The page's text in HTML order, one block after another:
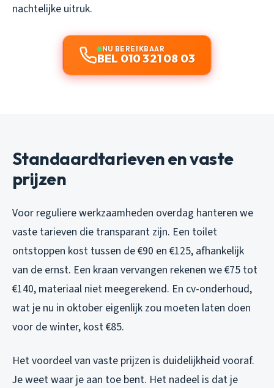
nachtelijke uitruk.
NU BEREIKBAAR
BEL 010 321 08 03
Standaardtarieven en vaste
prijzen
Voor reguliere werkzaamheden overdag hanteren we
vaste tarieven die transparant zijn. Een toilet
ontstoppen kost tussen de €90 en €125, afhankelijk
van de ernst. Een kraan vervangen rekenen we €75 tot
€140, materiaal niet meegerekend. En cv-onderhoud,
wat je nu in oktober eigenlijk zou moeten laten doen
voor de winter, kost €85.
Het voordeel van vaste prijzen is duidelijkheid vooraf.
Je weet waar je aan toe bent. Het nadeel is dat je